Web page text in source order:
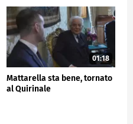
01:18
Mattarella sta bene, tornato
al Quirinale